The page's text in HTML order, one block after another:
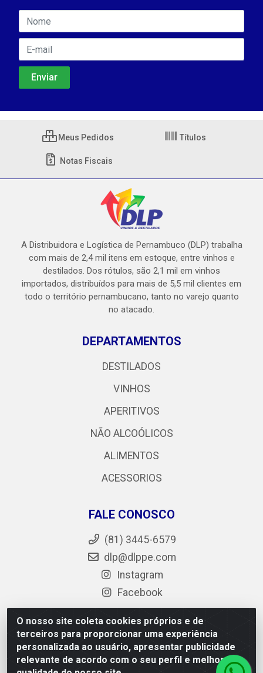
O nosso site coleta cookies próprios e de
terceiros para proporcionar uma experiência
personalizada ao usuário, apresentar publicidade
relevante de acordo com o seu perfil e melhorar a
Meus Pedidos Títulos
Notas Fiscais
A Distribuidora e Logística de Pernambuco (DLP) trabalha
com mais de 2,4 mil itens em estoque, entre vinhos e
destilados. Dos rótulos, são 2,1 mil em vinhos
importados, distribuídos para mais de 5,5 mil clientes em
todo o território pernambucano, tanto no varejo quanto
no atacado.
DEPARTAMENTOS
DESTILADOS
VINHOS
APERITIVOS
NÃO ALCOÓLICOS
ALIMENTOS
ACESSORIOS
FALE CONOSCO
(81) 3445-6579
dlp@dlppe.com
Instagram
Facebook
DLP - AV. Engenheiro Abdias de Carvalho, 962 - Bongi -
PE - CEP 50.640-525 - CNPJ 05.429.222/0001-48